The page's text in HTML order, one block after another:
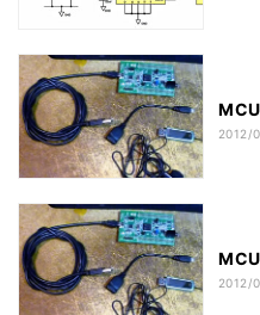
2012/
2012/